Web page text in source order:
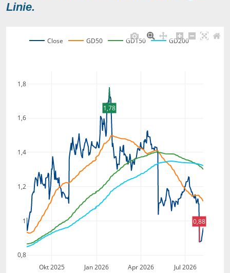
Linie.
Okt 2025 Jan 2026 Apr 2026 Jul 2026
0,8
1
1,2
1,4
1,6
1,8
Close GD50 GD150 GD200
1,78
0,88